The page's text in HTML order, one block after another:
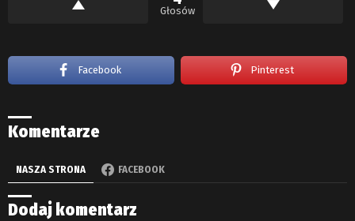
Głosów
Facebook Pinterest
Komentarze
NASZA STRONA FACEBOOK
Dodaj komentarz